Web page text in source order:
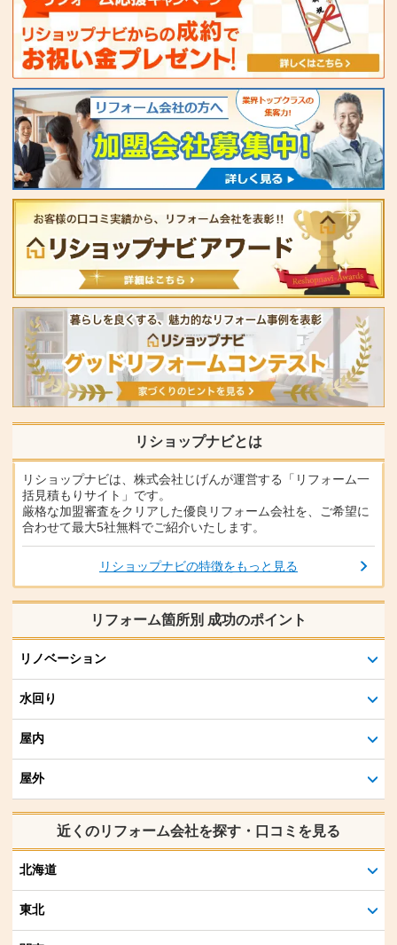
リショップナビとは
リショップナビは、株式会社じげんが運営する「リフォーム一
括見積もりサイト」です。
厳格な加盟審査をクリアした優良リフォーム会社を、ご希望に
合わせて最大5社無料でご紹介いたします。
リショップナビの特徴をもっと見る
リフォーム箇所別 成功のポイント
リノベーション
水回り
屋内
屋外
近くのリフォーム会社を探す・口コミを見る
北海道
東北